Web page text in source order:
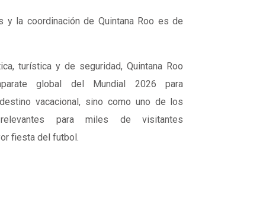
y la coordinación de Quintana Roo es de
turística y de seguridad, Quintana Roo
global del Mundial 2026 para
vacacional, sino como uno de los
para miles de visitantes
fiesta del futbol.